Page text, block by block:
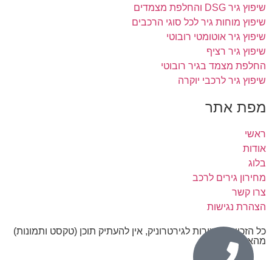
שיפוץ גיר DSG והחלפת מצמדים
שיפוץ מוחות גיר לכל סוגי הרכבים
שיפוץ גיר אוטומטי רובוטי
שיפוץ גיר רציף
החלפת מצמד בגיר רובוטי
שיפוץ גיר לרכבי יוקרה
מפת אתר
ראשי
אודות
בלוג
מחירון גירים לרכב
צרו קשר
הצהרת נגישות
כל הזכויות שמורות לגירטרוניק, אין להעתיק תוכן (טקסט ותמונות)
מהאתר.